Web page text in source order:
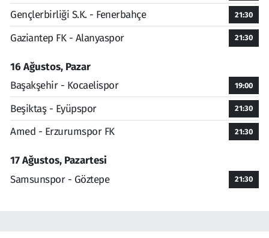
Gençlerbirliği S.K. - Fenerbahçe 21:30
Gaziantep FK - Alanyaspor 21:30
16 Ağustos, Pazar
Başakşehir - Kocaelispor
19:00
Beşiktaş - Eyüpspor 21:30
Amed - Erzurumspor FK 21:30
17 Ağustos, Pazartesi
Samsunspor - Göztepe
21:30